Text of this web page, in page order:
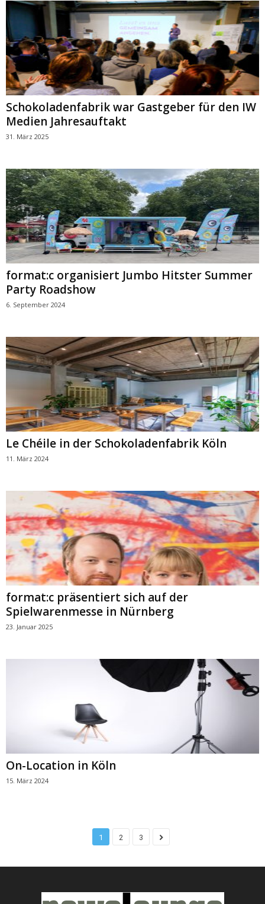
Schokoladenfabrik war Gastgeber für den IW
Medien Jahresauftakt
31. März 2025
format:c organisiert Jumbo Hitster Summer
Party Roadshow
6. September 2024
Le Chéile in der Schokoladenfabrik Köln
11. März 2024
format:c präsentiert sich auf der
Spielwarenmesse in Nürnberg
23. Januar 2025
On-Location in Köln
15. März 2024
1 2 3